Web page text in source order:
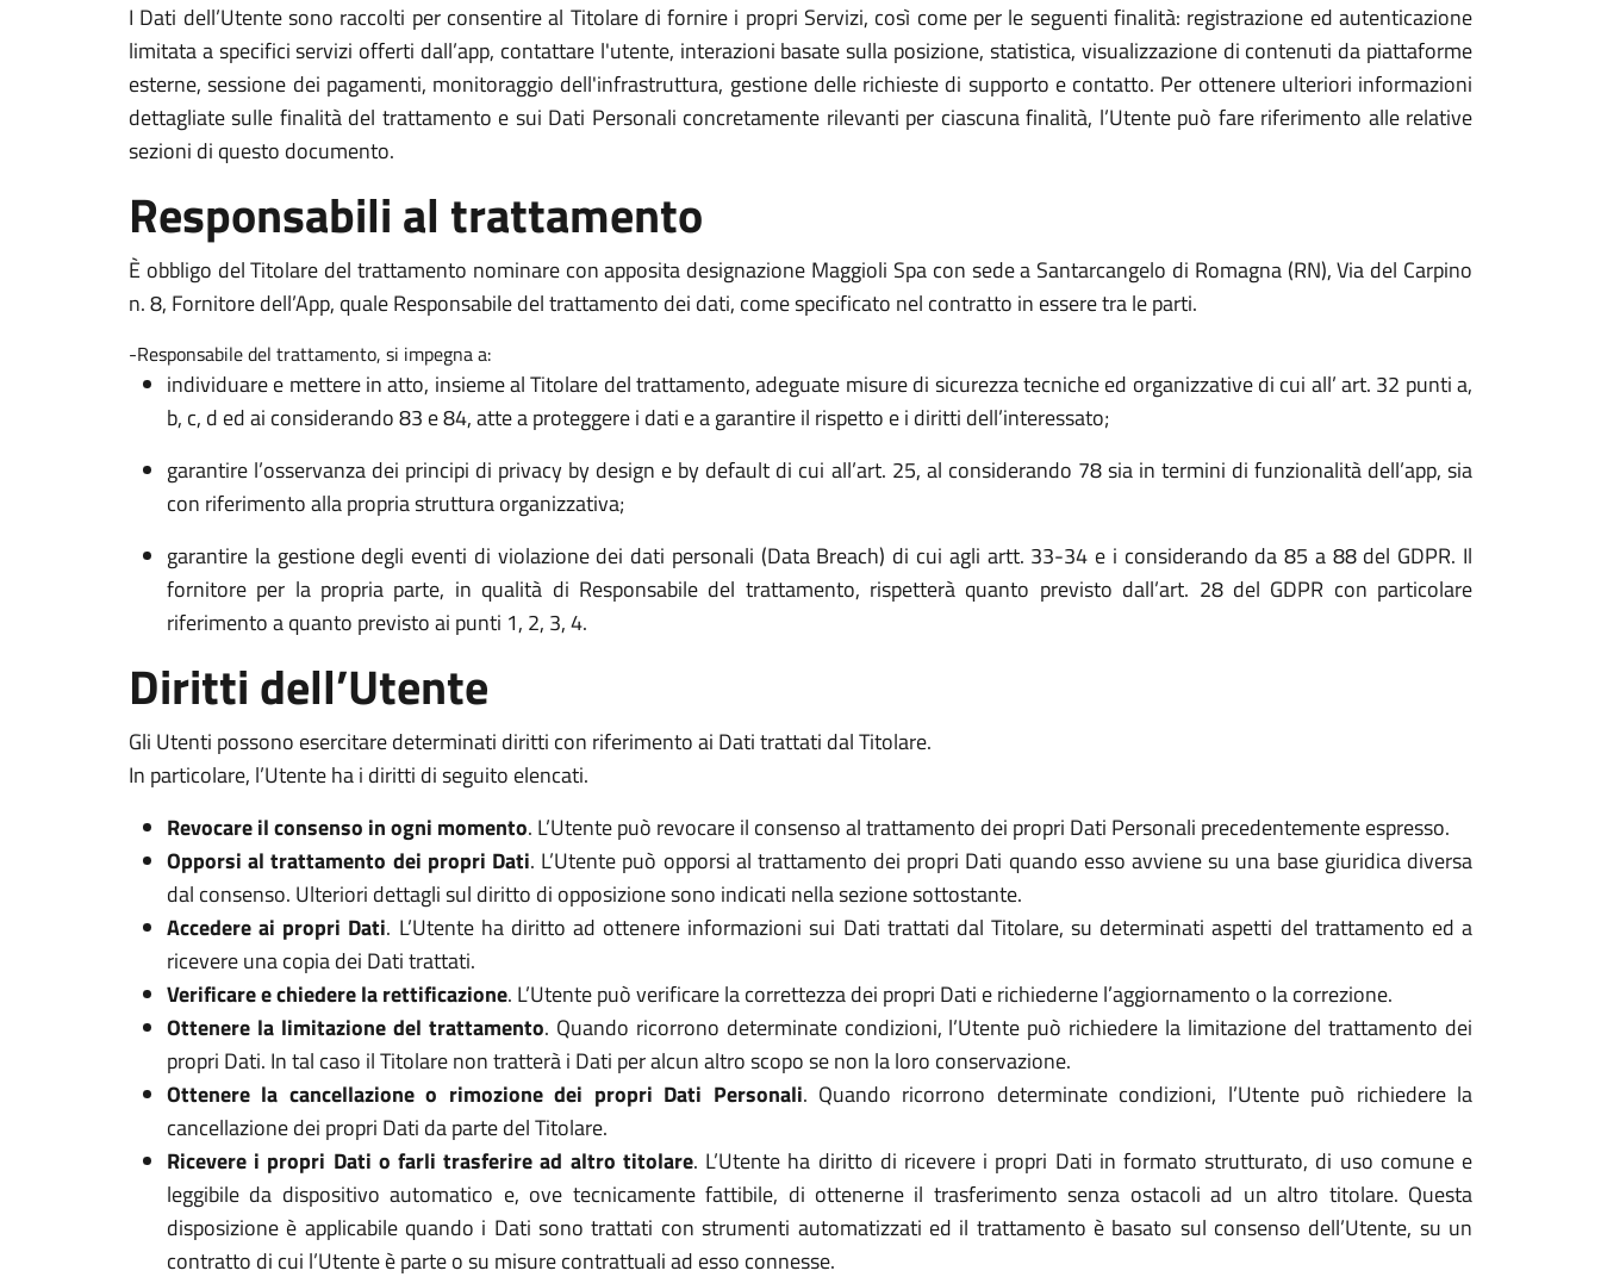
I Dati dell’Utente sono raccolti per consentire al Titolare di fornire i propri Servizi, così come per le seguenti finalità: registrazione ed autenticazione
limitata a specifici servizi offerti dall’app, contattare l'utente, interazioni basate sulla posizione, statistica, visualizzazione di contenuti da piattaforme
esterne, sessione dei pagamenti, monitoraggio dell'infrastruttura, gestione delle richieste di supporto e contatto. Per ottenere ulteriori informazioni
dettagliate sulle finalità del trattamento e sui Dati Personali concretamente rilevanti per ciascuna finalità, l’Utente può fare riferimento alle relative
sezioni di questo documento.
Responsabili al trattamento
È obbligo del Titolare del trattamento nominare con apposita designazione Maggioli Spa con sede a Santarcangelo di Romagna (RN), Via del Carpino
n. 8, Fornitore dell’App, quale Responsabile del trattamento dei dati, come specificato nel contratto in essere tra le parti.
-Responsabile del trattamento, si impegna a:
individuare e mettere in atto, insieme al Titolare del trattamento, adeguate misure di sicurezza tecniche ed organizzative di cui all’ art. 32 punti a,
b, c, d ed ai considerando 83 e 84, atte a proteggere i dati e a garantire il rispetto e i diritti dell’interessato;
garantire l’osservanza dei principi di privacy by design e by default di cui all’art. 25, al considerando 78 sia in termini di funzionalità dell’app, sia
con riferimento alla propria struttura organizzativa;
garantire la gestione degli eventi di violazione dei dati personali (Data Breach) di cui agli artt. 33-34 e i considerando da 85 a 88 del GDPR. Il
fornitore per la propria parte, in qualità di Responsabile del trattamento, rispetterà quanto previsto dall’art. 28 del GDPR con particolare
riferimento a quanto previsto ai punti 1, 2, 3, 4.
Diritti dell’Utente
Gli Utenti possono esercitare determinati diritti con riferimento ai Dati trattati dal Titolare.
In particolare, l’Utente ha i diritti di seguito elencati.
Revocare il consenso in ogni momento. L’Utente può revocare il consenso al trattamento dei propri Dati Personali precedentemente espresso.
Opporsi al trattamento dei propri Dati. L’Utente può opporsi al trattamento dei propri Dati quando esso avviene su una base giuridica diversa
dal consenso. Ulteriori dettagli sul diritto di opposizione sono indicati nella sezione sottostante.
Accedere ai propri Dati. L’Utente ha diritto ad ottenere informazioni sui Dati trattati dal Titolare, su determinati aspetti del trattamento ed a
ricevere una copia dei Dati trattati.
Verificare e chiedere la rettificazione. L’Utente può verificare la correttezza dei propri Dati e richiederne l’aggiornamento o la correzione.
Ottenere la limitazione del trattamento. Quando ricorrono determinate condizioni, l’Utente può richiedere la limitazione del trattamento dei
propri Dati. In tal caso il Titolare non tratterà i Dati per alcun altro scopo se non la loro conservazione.
Ottenere la cancellazione o rimozione dei propri Dati Personali. Quando ricorrono determinate condizioni, l’Utente può richiedere la
cancellazione dei propri Dati da parte del Titolare.
Ricevere i propri Dati o farli trasferire ad altro titolare. L’Utente ha diritto di ricevere i propri Dati in formato strutturato, di uso comune e
leggibile da dispositivo automatico e, ove tecnicamente fattibile, di ottenerne il trasferimento senza ostacoli ad un altro titolare. Questa
disposizione è applicabile quando i Dati sono trattati con strumenti automatizzati ed il trattamento è basato sul consenso dell’Utente, su un
contratto di cui l’Utente è parte o su misure contrattuali ad esso connesse.